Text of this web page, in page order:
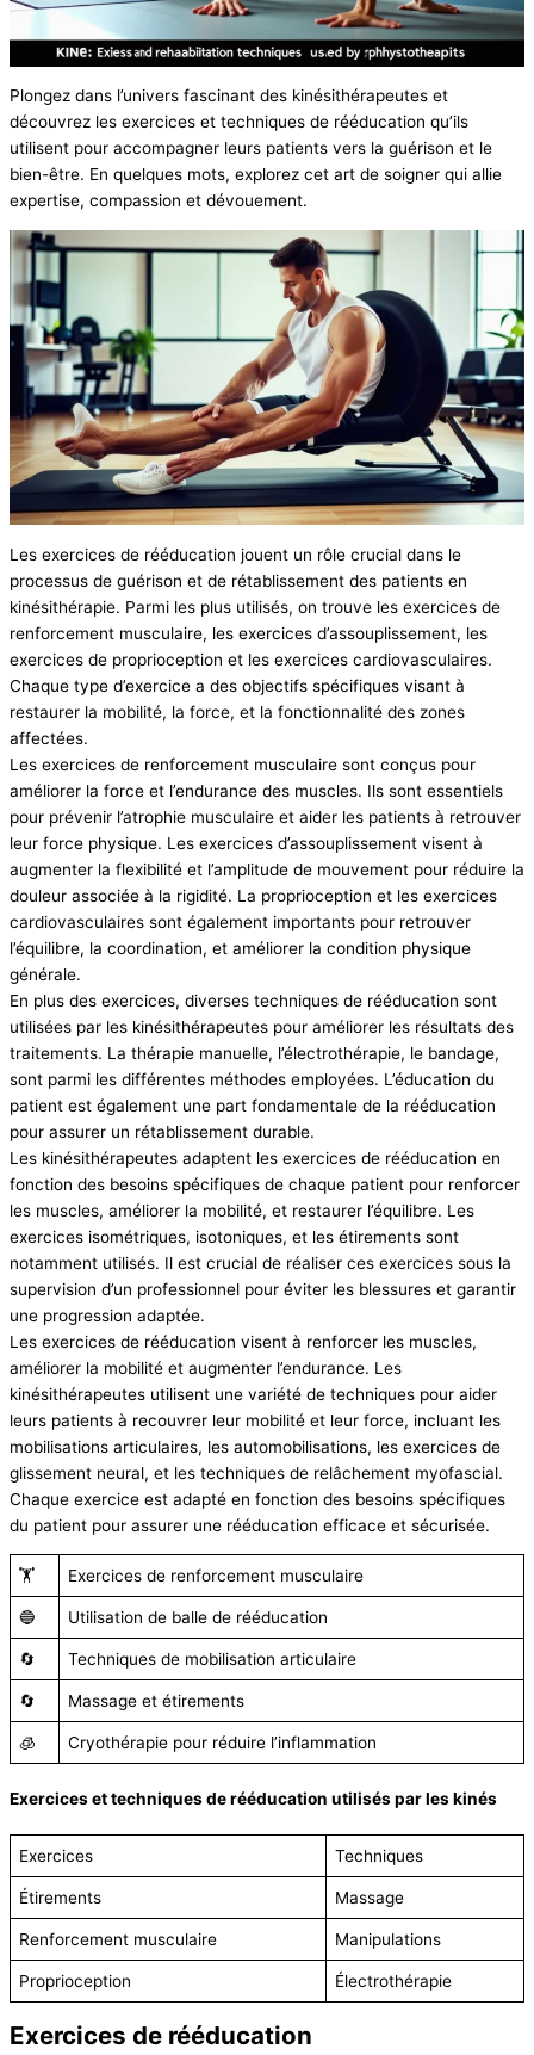
Plongez dans l’univers fascinant des kinésithérapeutes et
découvrez les exercices et techniques de rééducation qu’ils
utilisent pour accompagner leurs patients vers la guérison et le
bien-être. En quelques mots, explorez cet art de soigner qui allie
expertise, compassion et dévouement.
Les exercices de rééducation jouent un rôle crucial dans le
processus de guérison et de rétablissement des patients en
kinésithérapie. Parmi les plus utilisés, on trouve les exercices de
renforcement musculaire, les exercices d’assouplissement, les
exercices de proprioception et les exercices cardiovasculaires.
Chaque type d’exercice a des objectifs spécifiques visant à
restaurer la mobilité, la force, et la fonctionnalité des zones
affectées.
Les exercices de renforcement musculaire sont conçus pour
améliorer la force et l’endurance des muscles. Ils sont essentiels
pour prévenir l’atrophie musculaire et aider les patients à retrouver
leur force physique. Les exercices d’assouplissement visent à
augmenter la flexibilité et l’amplitude de mouvement pour réduire la
douleur associée à la rigidité. La proprioception et les exercices
cardiovasculaires sont également importants pour retrouver
l’équilibre, la coordination, et améliorer la condition physique
générale.
En plus des exercices, diverses techniques de rééducation sont
utilisées par les kinésithérapeutes pour améliorer les résultats des
traitements. La thérapie manuelle, l’électrothérapie, le bandage,
sont parmi les différentes méthodes employées. L’éducation du
patient est également une part fondamentale de la rééducation
pour assurer un rétablissement durable.
Les kinésithérapeutes adaptent les exercices de rééducation en
fonction des besoins spécifiques de chaque patient pour renforcer
les muscles, améliorer la mobilité, et restaurer l’équilibre. Les
exercices isométriques, isotoniques, et les étirements sont
notamment utilisés. Il est crucial de réaliser ces exercices sous la
supervision d’un professionnel pour éviter les blessures et garantir
une progression adaptée.
Les exercices de rééducation visent à renforcer les muscles,
améliorer la mobilité et augmenter l’endurance. Les
kinésithérapeutes utilisent une variété de techniques pour aider
leurs patients à recouvrer leur mobilité et leur force, incluant les
mobilisations articulaires, les automobilisations, les exercices de
glissement neural, et les techniques de relâchement myofascial.
Chaque exercice est adapté en fonction des besoins spécifiques
du patient pour assurer une rééducation efficace et sécurisée.
🏋️ Exercices de renforcement musculaire
🔵 Utilisation de balle de rééducation
🔄 Techniques de mobilisation articulaire
🔄 Massage et étirements
🧊 Cryothérapie pour réduire l’inflammation
Exercices et techniques de rééducation utilisés par les kinés
Exercices Techniques
Étirements Massage
Renforcement musculaire Manipulations
Proprioception Électrothérapie
Exercices de rééducation